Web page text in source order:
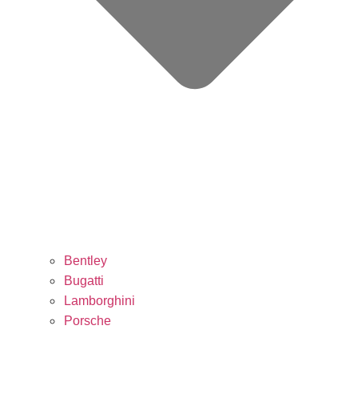
Bentley
Bugatti
Lamborghini
Porsche